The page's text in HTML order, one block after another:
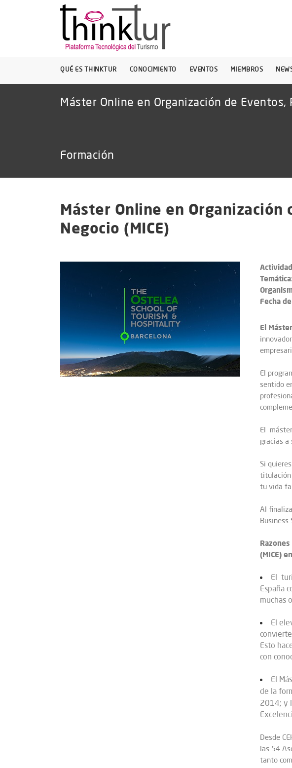
QUÉ ES THINKTUR CONOCIMIENTO EVENTOS MIEMBROS
Máster Online en Organización de Eventos,
Formación
Máster Online en
Negocio (MICE)
Fecha
El
El
sentido
El
gracias a
Si
titulación
tu vida
Al
Business
(MICE)
El
España
muchas
El
Esto
con
El
de la
2014; y
Desde
las 54
tanto